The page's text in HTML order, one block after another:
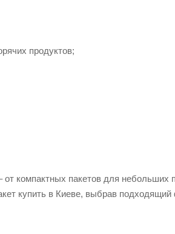
продуктов;
компактных пакетов для небольших
купить в Киеве, выбрав подходящий